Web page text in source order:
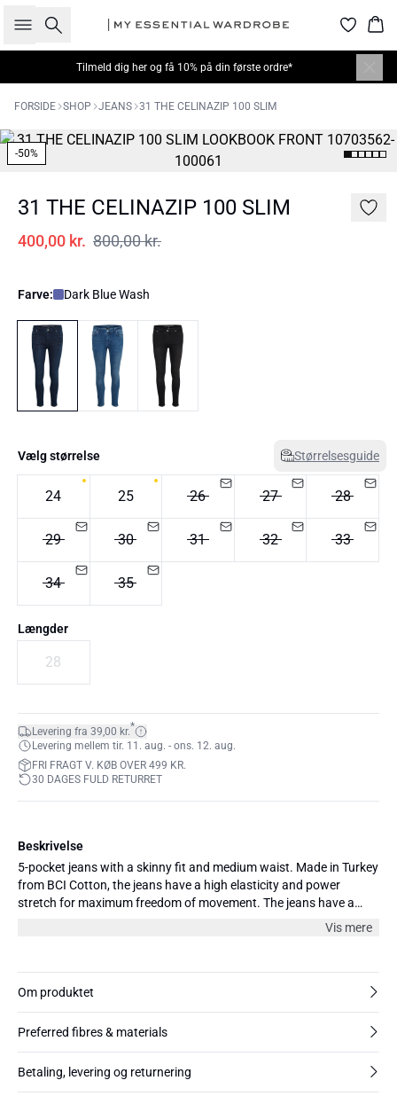
Søg
Tilmeld dig her og få 10% på din første ordre*
FORSIDE SHOP JEANS 31 THE CELINAZIP 100 SLIM
-50%
31 THE CELINAZIP 100 SLIM
400,00 kr. 800,00 kr.
Farve: Dark Blue Wash
Vælg størrelse Størrelsesguide
24 25 26 27 28
29 30 31 32 33
34 35
Længder
28
Levering fra 39,00 kr.*
Levering mellem tir. 11. aug. - ons. 12. aug.
FRI FRAGT V. KØB OVER 499 KR.
30 DAGES FULD RETURRET
Beskrivelse
5-pocket jeans with a skinny fit and medium waist. Made in Turkey
from BCI Cotton, the jeans have a high elasticity and power
stretch for maximum freedom of movement. The jeans have a
dark blue wash, cropped length 28” and a decorative ankle zipVis mere
Om produktet
Preferred fibres & materials
Betaling, levering og returnering